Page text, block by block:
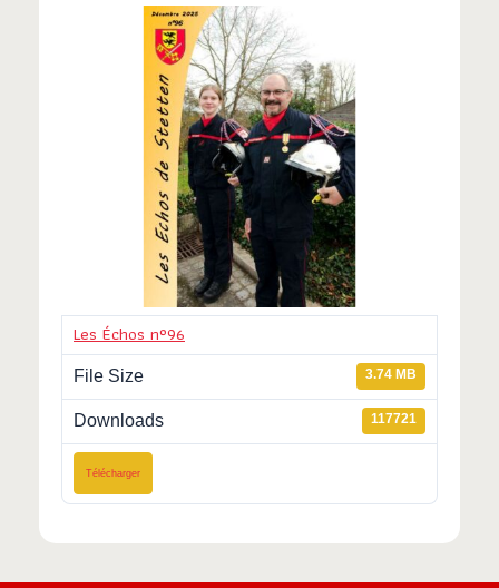
Les Échos n°96
File Size 3.74 MB
Downloads 117721
Télécharger